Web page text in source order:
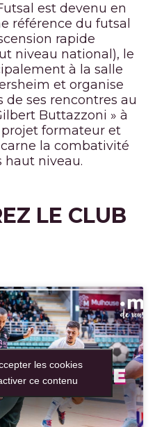
est devenu en
référence du futsal
rapide
niveau national), le
à la salle
et organise
ses rencontres au
Buttazzoni » à
projet formateur et
la combativité
haut niveau.
LE CLUB
les cookies
ce contenu